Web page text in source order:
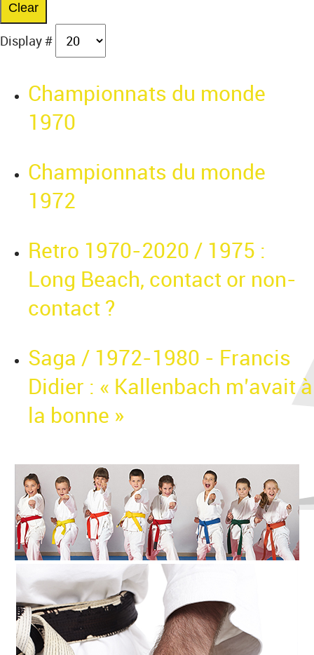
Clear
Display #
Championnats du monde
1970
Championnats du monde
1972
Retro 1970-2020 / 1975 :
Long Beach, contact or non-
contact ?
Saga / 1972-1980 - Francis
Didier : « Kallenbach m’avait à
la bonne »